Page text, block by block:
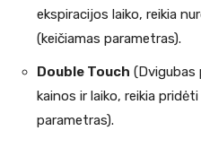
ekspiracijos laiko, reikia
(keičiamas parametras).
Double Touch (Dvigubas
kainos ir laiko, reikia
parametras).